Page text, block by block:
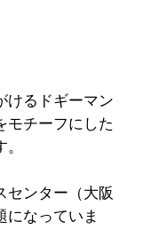
けるドギーマン
モチーフにした
ンター（大阪
になっていま